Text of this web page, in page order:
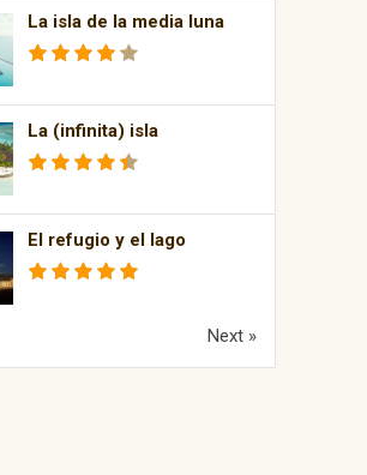
La isla de la media luna
La (infinita) isla
El refugio y el lago
Next »